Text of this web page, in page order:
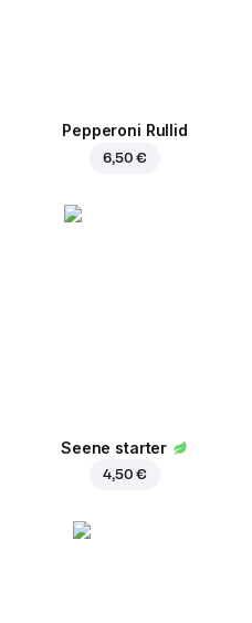
Pepperoni Rullid
6,50 €
Seene starter
4,50 €